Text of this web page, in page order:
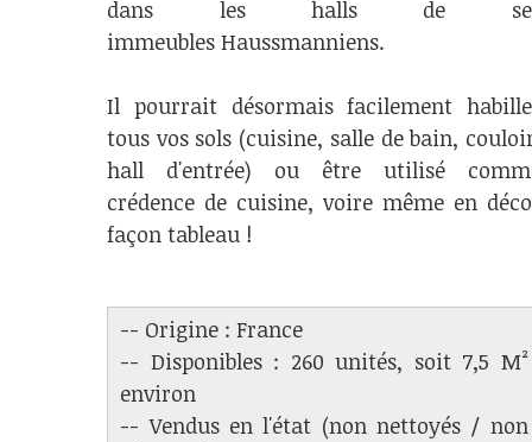
dans les halls de
immeubles Haussmanniens.
Il pourrait désormais facilement
tous vos sols (cuisine, salle de bain,
hall d'entrée) ou être utilisé
crédence de cuisine, voire même en
façon tableau !
-- Origine : France
-- Disponibles : 260 unités, soit 7,5 M²
environ
-- Vendus en l'état (non nettoyés / non